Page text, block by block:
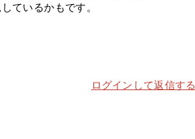
ているかもです。
ログインして返信する